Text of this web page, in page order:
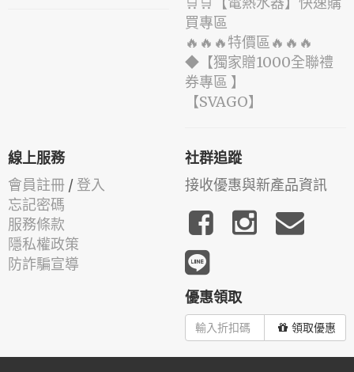
買專區
🔥🔥🔥特價區🔥🔥🔥
◆【獨家贈1000全聯禮
券專區 】
️【SVAGO】️
線上服務
會員註冊 / 登入
忘記密碼
服務條款
隱私權政策
防詐騙宣導
社群追蹤
接收優惠與新產品資訊
優惠領取
領取優惠